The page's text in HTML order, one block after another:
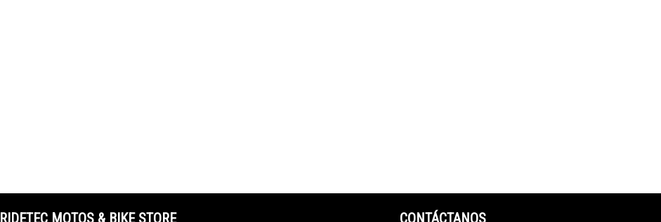
RIDETEC MOTOS & BIKE STORE CONTÁCTANOS